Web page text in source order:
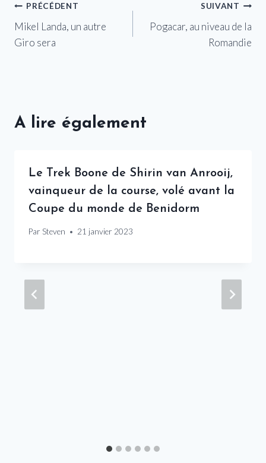
Navigation
de
PRÉCÉDENT
Mikel Landa, un autre
Giro sera
SUIVANT
Pogacar, au niveau de la
Romandie
A lire également
Le Trek Boone de Shirin van Anrooij,
vainqueur de la course, volé avant la
Coupe du monde de Benidorm
Par Steven 21 janvier 2023